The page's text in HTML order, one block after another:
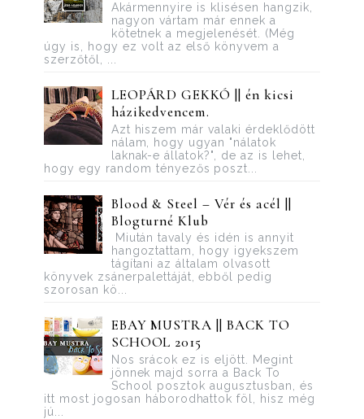
Akármennyire is klisésen hangzik,
nagyon vártam már ennek a
kötetnek a megjelenését. (Még
úgy is, hogy ez volt az első könyvem a
szerzőtől, ...
LEOPÁRD GEKKÓ || én kicsi
házikedvencem.
Azt hiszem már valaki érdeklődött
nálam, hogy ugyan "nálatok
laknak-e állatok?", de az is lehet,
hogy egy random tényezős poszt...
Blood ​& Steel – Vér és acél ||
Blogturné Klub
Miután tavaly és idén is annyit
hangoztattam, hogy igyekszem
tágítani az általam olvasott
könyvek zsánerpalettáját, ebből pedig
szorosan kö...
EBAY MUSTRA || BACK TO
SCHOOL 2015
Nos srácok ez is eljött. Megint
jönnek majd sorra a Back To
School posztok augusztusban, és
itt most jogosan háborodhattok föl, hisz még
jú...